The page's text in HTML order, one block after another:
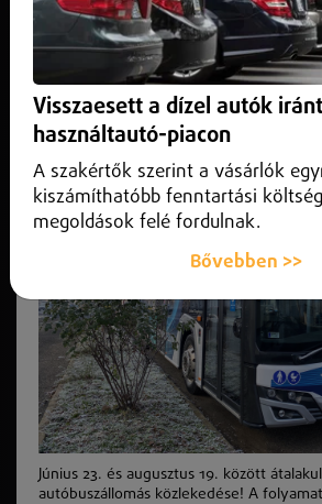
munkák miatt.
2025. június 24.Debrecen
Június 23. és augusztus 19. között
Június 23. és augusztus 19. között
autóbuszállomás közlekedése! A
Visszaesett a dízel autók
használtautó-piacon
A szakértők szerint a vásárlók
kiszámíthatóbb fenntartási
megoldások felé fordulnak.
Bővebben >>